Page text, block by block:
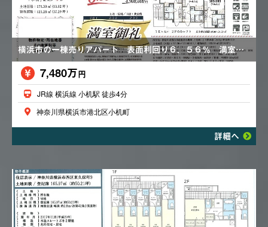
横浜市の一棟売りアパート 表面利回り６．５６％ 満室賃貸中 バス・トイレ別 浴室乾燥機 エアコン ２Fロフト
7,480万円
JR線 横浜線 小机駅 徒歩4分
神奈川県横浜市港北区小机町
詳細へ